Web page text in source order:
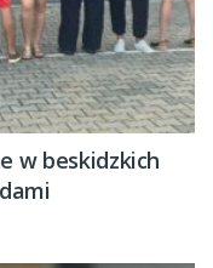
w beskidzkich